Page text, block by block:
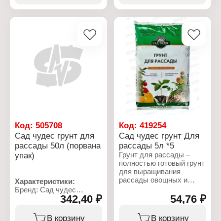
для пикировки рассады в
домашних условиях. Не
дополнительного
внесения удобрений,
обеспечивает
необходимым набором
элементов питания на
рассады всех видов
овощных и цветочных
культур. Повышает
всхожесть семян и
приживаемость рассады.
Бренд: Сад чудес
Тип товара: Грунт
Назначение: для
Объем: 25 л
Код: 505708
Сад чудес грунт для
рассады 50л (порвана
упак)
Характеристики:
Бренд: Сад чудес
Тип товара: Грунт
рассады
342,40 ₽
В корзину
Код:419254
Сад чудес грунт Для
рассады 5л *5
Грунт для рассады –
полностью готовый грунт
для выращивания
рассады овощных и
оптимальные условия
для повышения
54,76 ₽
В корзину